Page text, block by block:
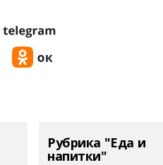
Рубрика "Еда и
напитки"